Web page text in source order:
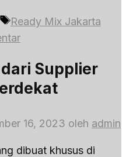
Tag
Ready Mix Jakarta
Supplier
16, 2023 oleh admin
dibuat khusus di